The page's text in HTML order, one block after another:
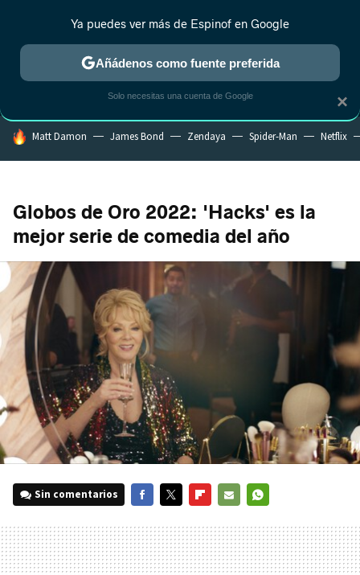
MENÚ NUEVO
ESTRENOS REALITY ANIME RANKINGS CINE
HOY SE HABLA DE
Matt Damon James Bond Zendaya Spider-Man Netflix
Globos de Oro 2022: 'Hacks' es la
mejor serie de comedia del año
Sin comentarios
MAIL
×
Ya puedes ver más de Espinof en Google
Añádenos como fuente preferida
Solo necesitas una cuenta de Google